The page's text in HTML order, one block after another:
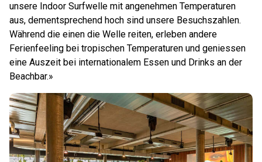
unsere Indoor Surfwelle mit angenehmen Temperaturen
aus, dementsprechend hoch sind unsere Besuchszahlen.
Während die einen die Welle reiten, erleben andere
Ferienfeeling bei tropischen Temperaturen und geniessen
eine Auszeit bei internationalem Essen und Drinks an der
Beachbar.»